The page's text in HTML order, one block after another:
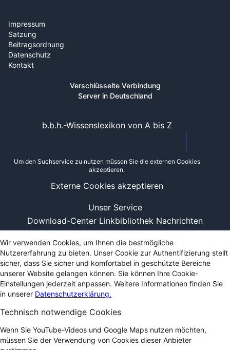
Impressum
Satzung
Beitragsordnung
Datenschutz
Kontakt
Verschlüsselte Verbindung
Server in Deutschland
Unser Service
Download-Center Linkbibliothek Nachrichten
b.b.h.-Wissenslexikon von A bis Z
Um den Suchservice zu nutzen müssen Sie die externen Cookies
akzeptieren.
Externe Cookies akzeptieren
Wir verwenden Cookies, um Ihnen die bestmögliche
Nutzererfahrung zu bieten. Unser Cookie zur Authentifizierung stellt
sicher, dass Sie sicher und komfortabel in geschützte Bereiche
unserer Website gelangen können. Sie können Ihre Cookie-
Einstellungen jederzeit anpassen. Weitere Informationen finden Sie
in unserer Datenschutzerklärung.
Technisch notwendige Cookies
Wenn Sie YouTube-Videos und Google Maps nutzen möchten,
müssen Sie der Verwendung von Cookies dieser Anbieter